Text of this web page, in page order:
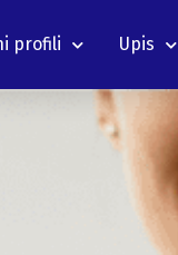
profili Upis